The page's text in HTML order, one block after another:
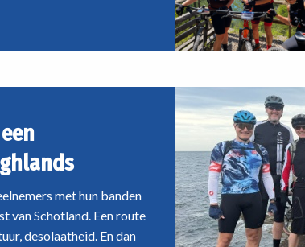
met hun banden
van Schotland. Een route
desolaatheid. En dan